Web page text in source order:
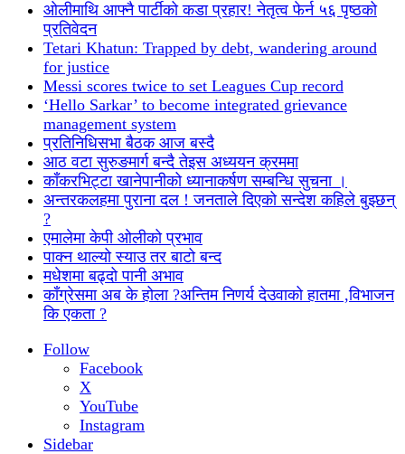
ओलीमाथि आफ्नै पार्टीको कडा प्रहार! नेतृत्व फेर्न ५६ पृष्ठको
प्रतिवेदन
Tetari Khatun: Trapped by debt, wandering around
for justice
Messi scores twice to set Leagues Cup record
‘Hello Sarkar’ to become integrated grievance
management system
प्रतिनिधिसभा बैठक आज बस्दै
आठ वटा सुरुङमार्ग बन्दै तेइस अध्ययन क्रममा
काँकरभिट्टा खानेपानीको ध्यानाकर्षण सम्बन्धि सुचना ।
अन्तरकलहमा पुराना दल ! जनताले दिएको सन्देश कहिले बुझ्छन्
?
एमालेमा केपी ओलीको प्रभाव
पाक्न थाल्यो स्याउ तर बाटो बन्द
मधेशमा बढ्दो पानी अभाव
काँग्रेसमा अब के होला ?अन्तिम निणर्य देउवाको हातमा ,विभाजन
कि एकता ?
Follow
Facebook
X
YouTube
Instagram
Sidebar